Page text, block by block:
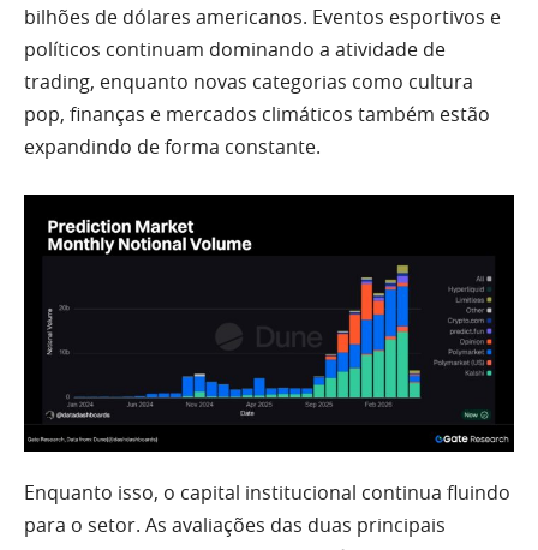
bilhões de dólares americanos. Eventos esportivos e
políticos continuam dominando a atividade de
trading, enquanto novas categorias como cultura
pop, finanças e mercados climáticos também estão
expandindo de forma constante.
Enquanto isso, o capital institucional continua fluindo
para o setor. As avaliações das duas principais